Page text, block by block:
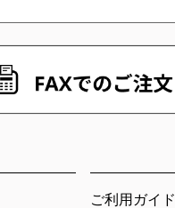
ご利用ガイド